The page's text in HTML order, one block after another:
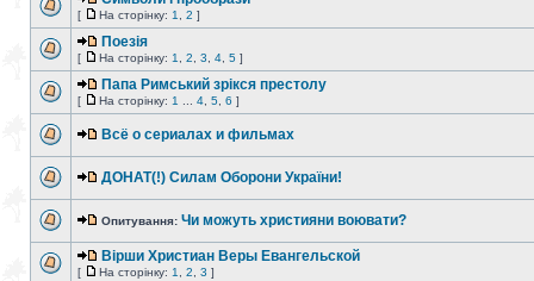
[ На сторінку: 1 2 ]
Поезія
[ На сторінку: 1 2 3 4 5 ]
Папа Римський зрікся престолу
[ На сторінку: 1 4 5 6 ]
Всё о сериалах и фильмах
ДОНАТ(!) Силам Оборони України!
Опитування: Чи можуть християни воювати?
Вiрши Христиан Веры Евангельской
[ На сторінку: 1 2 3 ]